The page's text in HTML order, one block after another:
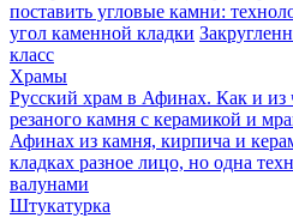
поставить угловые камни:
угол каменной кладки
класс
Храмы
Русский храм в Афинах. Как и из
резаного камня c керамикой и
Афинах из камня, кирпича и
кладках разное лицо, но одна
валунами
Штукатурка